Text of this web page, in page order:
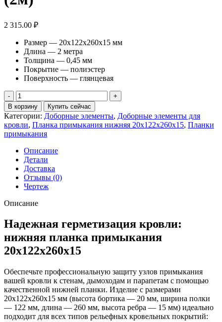
2 315.00 ₽
Размер — 20х122х260х15 мм
Длина — 2 метра
Толщина — 0,45 мм
Покрытие — полиэстер
Поверхность — глянцевая
Количество
товара
Планка
примыкания
нижняя
20х122х260х15
0,45
ПЭ
с
пленкой
RAL
9005
черный
В корзину Купить сейчас
Категории: Доборные элементы, Доборные элементы для
кровли, Планка примыкания нижняя 20х122х260х15, Планки
примыкания
Описание
Детали
Доставка
Отзывы (0)
Чертеж
Описание
Надежная герметизация кровли:
нижняя планка примыкания
20х122х260х15
Обеспечьте профессиональную защиту узлов примыкания
вашей кровли к стенам, дымоходам и парапетам с помощью
качественной нижней планки. Изделие с размерами
20х122х260х15 мм (высота бортика — 20 мм, ширина полки
— 122 мм, длина — 260 мм, высота ребра — 15 мм) идеально
подходит для всех типов рельефных кровельных покрытий: